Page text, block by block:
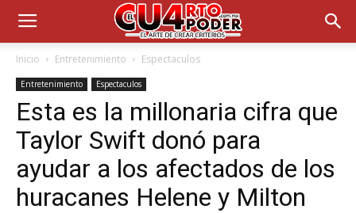
Inicio Entretenimiento Espectaculos
Entretenimiento Espectaculos
Esta es la millonaria cifra que
Taylor Swift donó para
ayudar a los afectados de los
huracanes Helene y Milton